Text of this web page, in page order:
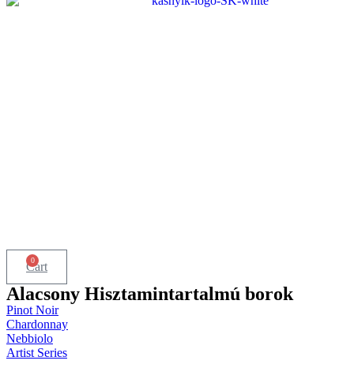
0
Cart
Alacsony Hisztamintartalmú borok
Pinot Noir
Chardonnay
Nebbiolo
Artist Series